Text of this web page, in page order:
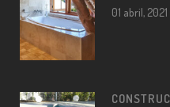
01 abril, 2021